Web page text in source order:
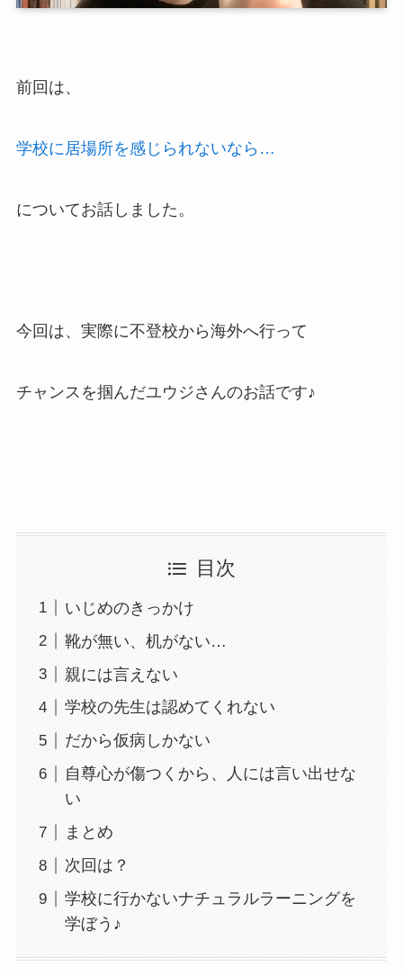
前回は、
学校に居場所を感じられないなら…
についてお話しました。
今回は、実際に不登校から海外へ行って
チャンスを掴んだユウジさんのお話です♪
目次
いじめのきっかけ
靴が無い、机がない…
親には言えない
学校の先生は認めてくれない
だから仮病しかない
自尊心が傷つくから、人には言い出せな
い
まとめ
次回は？
学校に行かないナチュラルラーニングを
学ぼう♪